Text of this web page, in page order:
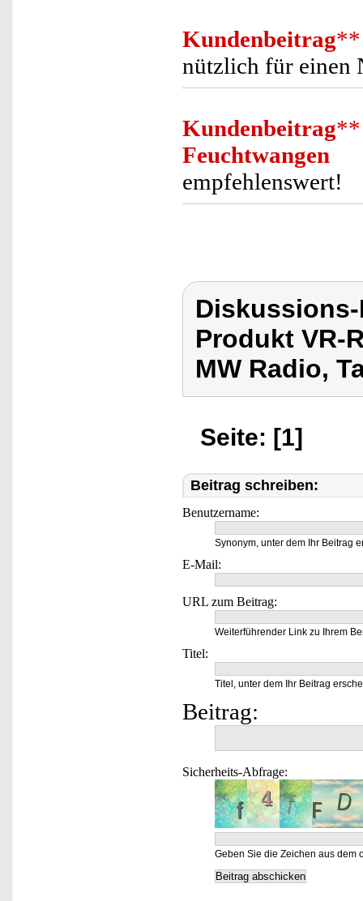
Kundenbeitrag**
nützlich für einen
Kundenbeitrag**
Feuchtwangen
empfehlenswert!
Produkt VR-
MW Radio,
Seite: [1]
Beitrag schreiben:
Benutzername:
Synonym, unter dem Ihr Beitrag
E-Mail:
URL zum Beitrag:
Weiterführender Link zu Ihrem
Titel:
Titel, unter dem Ihr Beitrag
Beitrag:
Sicherheits-Abfrage:
Geben Sie die Zeichen aus dem